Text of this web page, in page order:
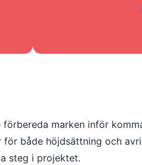
marken inför
både höjdsättning och
steg i projektet.